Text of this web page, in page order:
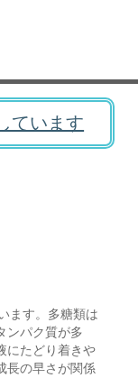
ています
ます。多糖類は
ンパク質が多
にたどり着きや
長の早さが関係